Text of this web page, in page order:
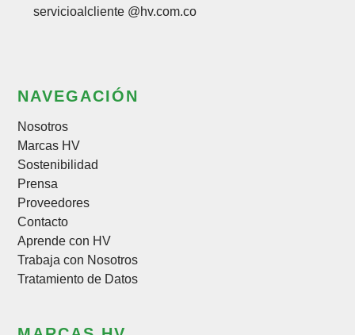
servicioalcliente @hv.com.co
NAVEGACIÓN
Nosotros
Marcas HV
Sostenibilidad
Prensa
Proveedores
Contacto
Aprende con HV
Trabaja con Nosotros
Tratamiento de Datos